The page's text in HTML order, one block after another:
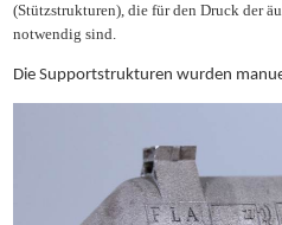
(Stützstrukturen), die für den Druck der
notwendig sind.
Die Supportstrukturen wurden